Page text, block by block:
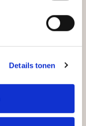
Details tonen